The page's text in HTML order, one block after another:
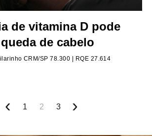
de vitamina D pode
de cabelo
CRM/SP 78.300 | RQE 27.614
‹ 1 2 3 ›